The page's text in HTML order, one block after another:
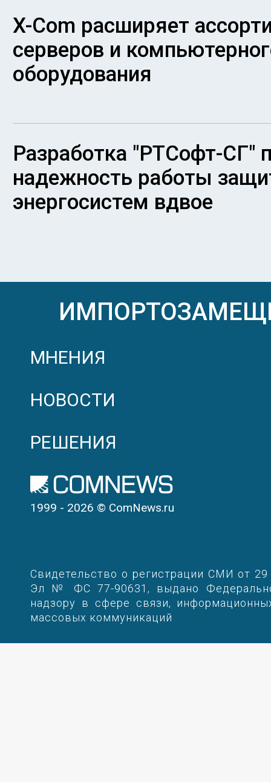
X-Com расширяет
серверов и
оборудования
Разработка "РТСофт-СГ"
надежность работы
энергосистем вдвое
1999 - 2026 © ComNews.ru
МНЕНИЯ
НОВОСТИ
РЕШЕНИЯ
Свидетельство о регистрации СМИ от 29
Эл № ФC 77-90631, выдано
надзору в сфере связи,
массовых коммуникаций